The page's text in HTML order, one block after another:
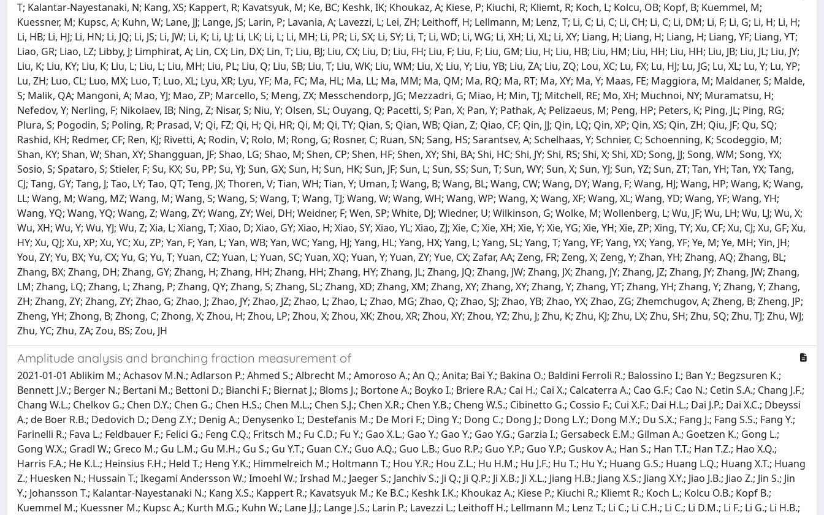
T; Kalantar-Nayestanaki, N; Kang, XS; Kappert, R; Kavatsyuk, M; Ke, BC; Keshk, IK; Khoukaz, A; Kiese, P; Kiuchi, R; Kliemt, R; Koch, L; Kolcu, OB; Kopf, B; Kuemmel, M;
Kuessner, M; Kupsc, A; Kuhn, W; Lane, JJ; Lange, JS; Larin, P; Lavania, A; Lavezzi, L; Lei, ZH; Leithoff, H; Lellmann, M; Lenz, T; Li, C; Li, C; Li, CH; Li, C; Li, DM; Li, F; Li, G; Li, H; Li, H;
Li, HB; Li, HJ; Li, HN; Li, JQ; Li, JS; Li, JW; Li, K; Li, LJ; Li, LK; Li, L; Li, MH; Li, PR; Li, SX; Li, SY; Li, T; Li, WD; Li, WG; Li, XH; Li, XL; Li, XY; Liang, H; Liang, H; Liang, H; Liang, YF; Liang, YT;
Liao, GR; Liao, LZ; Libby, J; Limphirat, A; Lin, CX; Lin, DX; Lin, T; Liu, BJ; Liu, CX; Liu, D; Liu, FH; Liu, F; Liu, F; Liu, GM; Liu, H; Liu, HB; Liu, HM; Liu, HH; Liu, HH; Liu, JB; Liu, JL; Liu, JY;
Liu, K; Liu, KY; Liu, K; Liu, L; Liu, L; Liu, MH; Liu, PL; Liu, Q; Liu, SB; Liu, T; Liu, WK; Liu, WM; Liu, X; Liu, Y; Liu, YB; Liu, ZA; Liu, ZQ; Lou, XC; Lu, FX; Lu, HJ; Lu, JG; Lu, XL; Lu, Y; Lu, YP;
Lu, ZH; Luo, CL; Luo, MX; Luo, T; Luo, XL; Lyu, XR; Lyu, YF; Ma, FC; Ma, HL; Ma, LL; Ma, MM; Ma, QM; Ma, RQ; Ma, RT; Ma, XY; Ma, Y; Maas, FE; Maggiora, M; Maldaner, S; Malde,
S; Malik, QA; Mangoni, A; Mao, YJ; Mao, ZP; Marcello, S; Meng, ZX; Messchendorp, JG; Mezzadri, G; Miao, H; Min, TJ; Mitchell, RE; Mo, XH; Muchnoi, NY; Muramatsu, H;
Nefedov, Y; Nerling, F; Nikolaev, IB; Ning, Z; Nisar, S; Niu, Y; Olsen, SL; Ouyang, Q; Pacetti, S; Pan, X; Pan, Y; Pathak, A; Pelizaeus, M; Peng, HP; Peters, K; Ping, JL; Ping, RG;
Plura, S; Pogodin, S; Poling, R; Prasad, V; Qi, FZ; Qi, H; Qi, HR; Qi, M; Qi, TY; Qian, S; Qian, WB; Qian, Z; Qiao, CF; Qin, JJ; Qin, LQ; Qin, XP; Qin, XS; Qin, ZH; Qiu, JF; Qu, SQ;
Rashid, KH; Redmer, CF; Ren, KJ; Rivetti, A; Rodin, V; Rolo, M; Rong, G; Rosner, C; Ruan, SN; Sang, HS; Sarantsev, A; Schelhaas, Y; Schnier, C; Schoenning, K; Scodeggio, M;
Shan, KY; Shan, W; Shan, XY; Shangguan, JF; Shao, LG; Shao, M; Shen, CP; Shen, HF; Shen, XY; Shi, BA; Shi, HC; Shi, JY; Shi, RS; Shi, X; Shi, XD; Song, JJ; Song, WM; Song, YX;
Sosio, S; Spataro, S; Stieler, F; Su, KX; Su, PP; Su, YJ; Sun, GX; Sun, H; Sun, HK; Sun, JF; Sun, L; Sun, SS; Sun, T; Sun, WY; Sun, X; Sun, YJ; Sun, YZ; Sun, ZT; Tan, YH; Tan, YX; Tang,
CJ; Tang, GY; Tang, J; Tao, LY; Tao, QT; Teng, JX; Thoren, V; Tian, WH; Tian, Y; Uman, I; Wang, B; Wang, BL; Wang, CW; Wang, DY; Wang, F; Wang, HJ; Wang, HP; Wang, K; Wang,
LL; Wang, M; Wang, MZ; Wang, M; Wang, S; Wang, S; Wang, T; Wang, TJ; Wang, W; Wang, WH; Wang, WP; Wang, X; Wang, XF; Wang, XL; Wang, YD; Wang, YF; Wang, YH;
Wang, YQ; Wang, YQ; Wang, Z; Wang, ZY; Wang, ZY; Wei, DH; Weidner, F; Wen, SP; White, DJ; Wiedner, U; Wilkinson, G; Wolke, M; Wollenberg, L; Wu, JF; Wu, LH; Wu, LJ; Wu, X;
Wu, XH; Wu, Y; Wu, YJ; Wu, Z; Xia, L; Xiang, T; Xiao, D; Xiao, GY; Xiao, H; Xiao, SY; Xiao, YL; Xiao, ZJ; Xie, C; Xie, XH; Xie, Y; Xie, YG; Xie, YH; Xie, ZP; Xing, TY; Xu, CF; Xu, CJ; Xu, GF; Xu,
HY; Xu, QJ; Xu, XP; Xu, YC; Xu, ZP; Yan, F; Yan, L; Yan, WB; Yan, WC; Yang, HJ; Yang, HL; Yang, HX; Yang, L; Yang, SL; Yang, T; Yang, YF; Yang, YX; Yang, YF; Ye, M; Ye, MH; Yin, JH;
You, ZY; Yu, BX; Yu, CX; Yu, G; Yu, T; Yuan, CZ; Yuan, L; Yuan, SC; Yuan, XQ; Yuan, Y; Yuan, ZY; Yue, CX; Zafar, AA; Zeng, FR; Zeng, X; Zeng, Y; Zhan, YH; Zhang, AQ; Zhang, BL;
Zhang, BX; Zhang, DH; Zhang, GY; Zhang, H; Zhang, HH; Zhang, HH; Zhang, HY; Zhang, JL; Zhang, JQ; Zhang, JW; Zhang, JX; Zhang, JY; Zhang, JZ; Zhang, JY; Zhang, JW; Zhang,
LM; Zhang, LQ; Zhang, L; Zhang, P; Zhang, QY; Zhang, S; Zhang, SL; Zhang, XD; Zhang, XM; Zhang, XY; Zhang, XY; Zhang, Y; Zhang, YT; Zhang, YH; Zhang, Y; Zhang, Y; Zhang,
ZH; Zhang, ZY; Zhang, ZY; Zhao, G; Zhao, J; Zhao, JY; Zhao, JZ; Zhao, L; Zhao, L; Zhao, MG; Zhao, Q; Zhao, SJ; Zhao, YB; Zhao, YX; Zhao, ZG; Zhemchugov, A; Zheng, B; Zheng, JP;
Zheng, YH; Zhong, B; Zhong, C; Zhong, X; Zhou, H; Zhou, LP; Zhou, X; Zhou, XK; Zhou, XR; Zhou, XY; Zhou, YZ; Zhu, J; Zhu, K; Zhu, KJ; Zhu, LX; Zhu, SH; Zhu, SQ; Zhu, TJ; Zhu, WJ;
Zhu, YC; Zhu, ZA; Zou, BS; Zou, JH
Amplitude analysis and branching fraction measurement of
2021-01-01 Ablikim M.; Achasov M.N.; Adlarson P.; Ahmed S.; Albrecht M.; Amoroso A.; An Q.; Anita; Bai Y.; Bakina O.; Baldini Ferroli R.; Balossino I.; Ban Y.; Begzsuren K.;
Bennett J.V.; Berger N.; Bertani M.; Bettoni D.; Bianchi F.; Biernat J.; Bloms J.; Bortone A.; Boyko I.; Briere R.A.; Cai H.; Cai X.; Calcaterra A.; Cao G.F.; Cao N.; Cetin S.A.; Chang J.F.;
Chang W.L.; Chelkov G.; Chen D.Y.; Chen G.; Chen H.S.; Chen M.L.; Chen S.J.; Chen X.R.; Chen Y.B.; Cheng W.S.; Cibinetto G.; Cossio F.; Cui X.F.; Dai H.L.; Dai J.P.; Dai X.C.; Dbeyssi
A.; de Boer R.B.; Dedovich D.; Deng Z.Y.; Denig A.; Denysenko I.; Destefanis M.; De Mori F.; Ding Y.; Dong C.; Dong J.; Dong L.Y.; Dong M.Y.; Du S.X.; Fang J.; Fang S.S.; Fang Y.;
Farinelli R.; Fava L.; Feldbauer F.; Felici G.; Feng C.Q.; Fritsch M.; Fu C.D.; Fu Y.; Gao X.L.; Gao Y.; Gao Y.; Gao Y.G.; Garzia I.; Gersabeck E.M.; Gilman A.; Goetzen K.; Gong L.;
Gong W.X.; Gradl W.; Greco M.; Gu L.M.; Gu M.H.; Gu S.; Gu Y.T.; Guan C.Y.; Guo A.Q.; Guo L.B.; Guo R.P.; Guo Y.P.; Guo Y.P.; Guskov A.; Han S.; Han T.T.; Han T.Z.; Hao X.Q.;
Harris F.A.; He K.L.; Heinsius F.H.; Held T.; Heng Y.K.; Himmelreich M.; Holtmann T.; Hou Y.R.; Hou Z.L.; Hu H.M.; Hu J.F.; Hu T.; Hu Y.; Huang G.S.; Huang L.Q.; Huang X.T.; Huang
Z.; Huesken N.; Hussain T.; Ikegami Andersson W.; Imoehl W.; Irshad M.; Jaeger S.; Janchiv S.; Ji Q.; Ji Q.P.; Ji X.B.; Ji X.L.; Jiang H.B.; Jiang X.S.; Jiang X.Y.; Jiao J.B.; Jiao Z.; Jin S.; Jin
Y.; Johansson T.; Kalantar-Nayestanaki N.; Kang X.S.; Kappert R.; Kavatsyuk M.; Ke B.C.; Keshk I.K.; Khoukaz A.; Kiese P.; Kiuchi R.; Kliemt R.; Koch L.; Kolcu O.B.; Kopf B.;
Kuemmel M.; Kuessner M.; Kupsc A.; Kurth M.G.; Kuhn W.; Lane J.J.; Lange J.S.; Larin P.; Lavezzi L.; Leithoff H.; Lellmann M.; Lenz T.; Li C.; Li C.H.; Li C.; Li D.M.; Li F.; Li G.; Li H.B.;